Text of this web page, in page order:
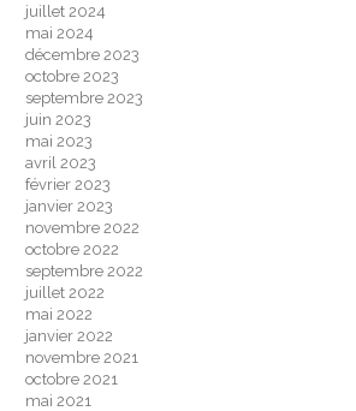
juillet 2024
mai 2024
décembre 2023
octobre 2023
septembre 2023
juin 2023
mai 2023
avril 2023
février 2023
janvier 2023
novembre 2022
octobre 2022
septembre 2022
juillet 2022
mai 2022
janvier 2022
novembre 2021
octobre 2021
mai 2021